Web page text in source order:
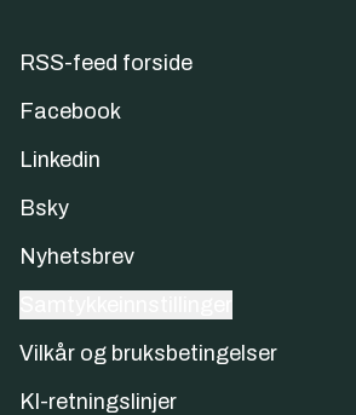
RSS-feed forside
Facebook
Linkedin
Bsky
Nyhetsbrev
Vilkår og bruksbetingelser
KI-retningslinjer